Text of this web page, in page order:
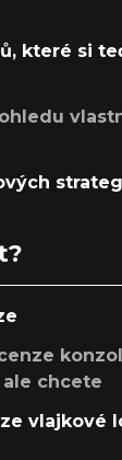
které si
chcete
vlajkové